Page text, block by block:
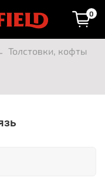
0
Толстовки, кофты